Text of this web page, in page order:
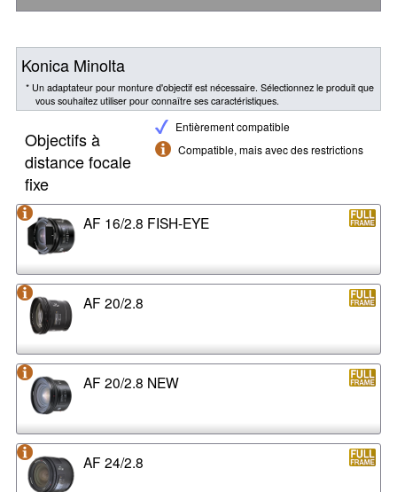
Konica Minolta
* Un adaptateur pour monture d'objectif est nécessaire. Sélectionnez le produit que
vous souhaitez utiliser pour connaître ses caractéristiques.
Entièrement compatible
Compatible, mais avec des restrictions
Objectifs à
distance focale
fixe
AF 16/2.8 FISH-EYE
AF 20/2.8
AF 20/2.8 NEW
AF 24/2.8